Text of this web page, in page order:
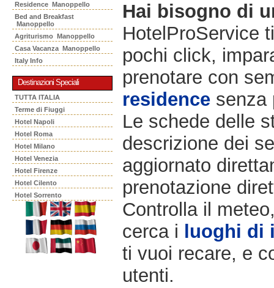
Residence Manoppello
Bed and Breakfast
Manoppello
Agriturismo Manoppello
Casa Vacanza Manoppello
Italy Info
Destinazioni Speciali
TUTTA ITALIA
Terme di Fiuggi
Hotel Napoli
Hotel Roma
Hotel Milano
Hotel Venezia
Hotel Firenze
Hotel Cilento
Hotel Sorrento
Hai bisogno di
HotelProService
pochi click,
prenotare con
residence senza
Le schede delle
descrizione dei
aggiornato
prenotazione
Controlla il
cerca i
luoghi di
ti vuoi recare, e
utenti.